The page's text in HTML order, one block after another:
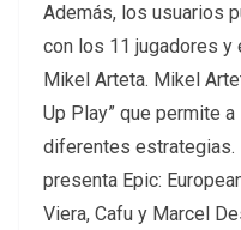
Además, los usuarios
con los 11 jugadores y
Mikel Arteta. Mikel
Up Play” que permite
diferentes estrategias.
presenta Epic:
Viera, Cafu y Marcel